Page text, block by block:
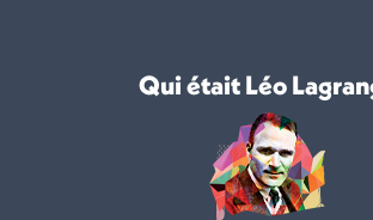
Qui était Léo